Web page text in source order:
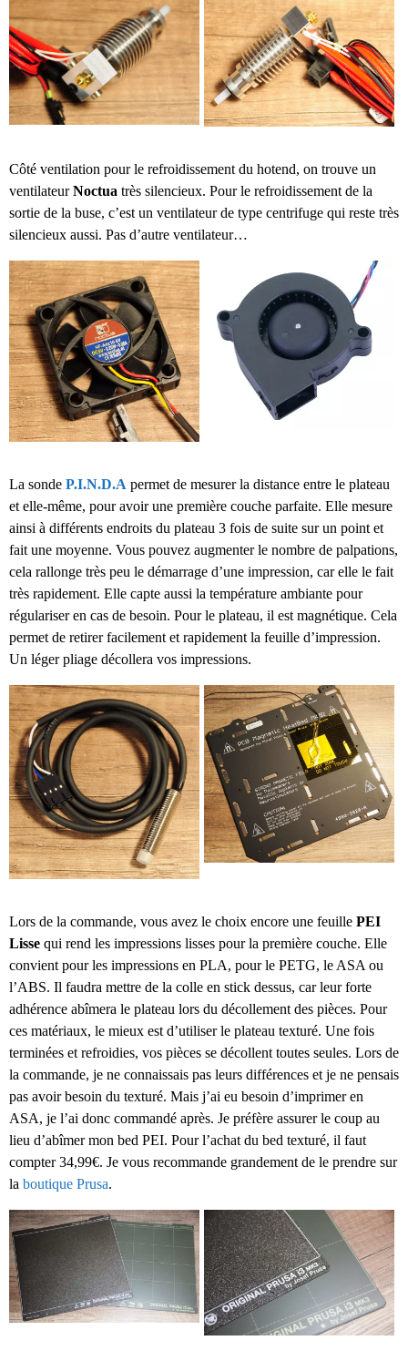
Côté ventilation pour le refroidissement du hotend, on trouve un
ventilateurNoctua très silencieux. Pour le refroidissement de la
sortie de la buse, c’est un ventilateur de type centrifuge qui reste très
silencieux aussi. Pas d’autre ventilateur…
La sonde P.I.N.D.A permet de mesurer la distance entre le plateau
et elle-même, pour avoir une première couche parfaite. Elle mesure
ainsi à différents endroits du plateau 3 fois de suite sur un point et
fait une moyenne. Vous pouvez augmenter le nombre de palpations,
cela rallonge très peu le démarrage d’une impression, car elle le fait
très rapidement. Elle capte aussi la température ambiante pour
régulariser en cas de besoin. Pour le plateau, il est magnétique. Cela
permet de retirer facilement et rapidement la feuille d’impression.
Un léger pliage décollera vos impressions.
Lors de la commande, vous avez le choix encore une feuille PEI
Lisse qui rend les impressions lisses pour la première couche. Elle
convient pour les impressions en PLA, pour le PETG, le ASA ou
l’ABS. Il faudra mettre de la colle en stick dessus, car leur forte
adhérence abîmera le plateau lors du décollement des pièces. Pour
ces matériaux, le mieux est d’utiliser le plateau texturé. Une fois
terminées et refroidies, vos pièces se décollent toutes seules. Lors de
la commande, je ne connaissais pas leurs différences et je ne pensais
pas avoir besoin du texturé. Mais j’ai eu besoin d’imprimer en
ASA, je l’ai donc commandé après. Je préfère assurer le coup au
lieu d’abîmer mon bed PEI. Pour l’achat du bed texturé, il faut
compter 34,99€. Je vous recommande grandement de le prendre sur
la boutique Prusa.